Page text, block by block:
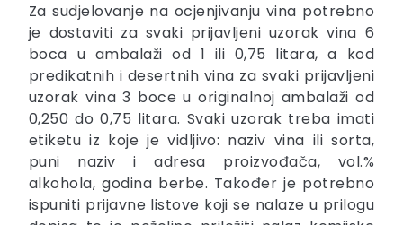
Za sudjelovanje na ocjenjivanju vina potrebno
je dostaviti za svaki prijavljeni uzorak vina 6
boca u ambalaži od 1 ili 0,75 litara, a kod
predikatnih i desertnih vina za svaki prijavljeni
uzorak vina 3 boce u originalnoj ambalaži od
0,250 do 0,75 litara. Svaki uzorak treba imati
etiketu iz koje je vidljivo: naziv vina ili sorta,
puni naziv i adresa proizvođača, vol.%
alkohola, godina berbe. Također je potrebno
ispuniti prijavne listove koji se nalaze u prilogu